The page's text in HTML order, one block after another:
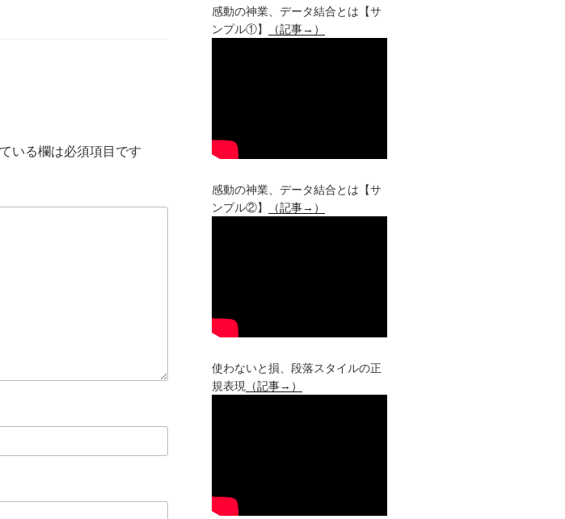
いる欄は必須項目です
感動の神業、データ結合とは【サ
ンプル①】
（記事→）
感動の神業、データ結合とは【サ
ンプル②】
（記事→）
使わないと損、段落スタイルの正
規表現
（記事→）